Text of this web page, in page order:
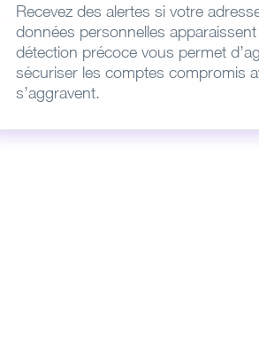
Recevez des alertes si votre
données personnelles
détection précoce vous permet
sécuriser les comptes compromis
s’aggravent.